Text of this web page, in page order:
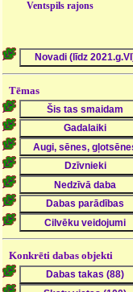
Ventspils rajons
Tēmas
Konkrēti dabas objekti